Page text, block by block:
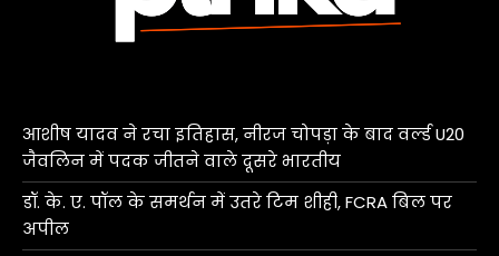
आशीष यादव ने रचा इतिहास, नीरज चोपड़ा के बाद वर्ल्ड U20
जैवलिन में पदक जीतने वाले दूसरे भारतीय
डॉ. के. ए. पॉल के समर्थन में उतरे टिम शीही, FCRA बिल पर
अपील